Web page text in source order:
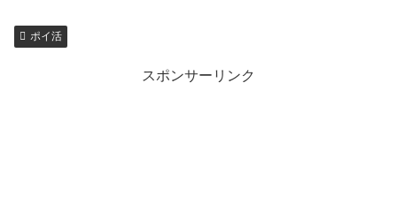
ポイ活
スポンサーリンク